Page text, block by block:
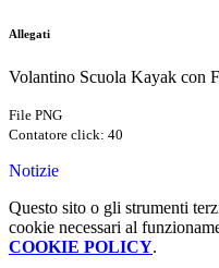
Allegati
Volantino Scuola Kayak con
File PNG
Contatore click: 40
Notizie
Questo sito o gli strumenti
cookie necessari al
COOKIE POLICY.